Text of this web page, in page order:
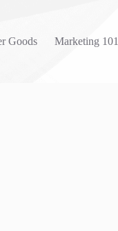
Goods Marketing 101